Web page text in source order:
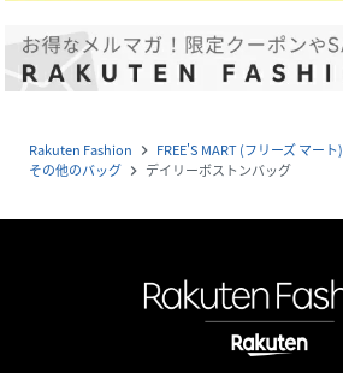
Rakuten Fashion navigate_next FREE'S MART (フリーズ マート)
その他のバッグ navigate_next デイリーボストンバッグ